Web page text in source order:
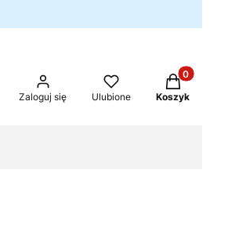
Zaloguj się Ulubione
Produkty w
Koszyk